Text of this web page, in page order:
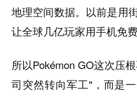
地理空间数据。以前是用
让全球几亿玩家用手机免费
所以Pokémon GO这次压
司突然转向军工"，而是